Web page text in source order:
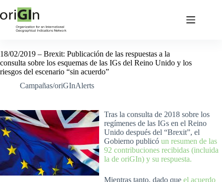
18/02/2019 – Brexit: Publicación de las respuestas a la
consulta sobre los esquemas de las IGs del Reino Unido y los
riesgos del escenario “sin acuerdo”
Campañas/oriGInAlerts
Tras la consulta de 2018 sobre los
regímenes de las IGs en el Reino
Unido después del “Brexit”, el
Gobierno publicó un resumen de las
92 contribuciones recibidas (incluida
la de oriGIn) y su respuesta.
Mientras tanto, dado que el acuerdo